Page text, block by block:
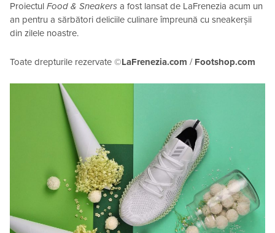
Proiectul Food & Sneakers a fost lansat de LaFrenezia acum un
an pentru a sărbători deliciile culinare împreună cu sneakerșii
din zilele noastre.
Toate drepturile rezervate ©LaFrenezia.com / Footshop.com